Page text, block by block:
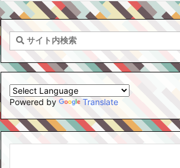
Powered by Translate